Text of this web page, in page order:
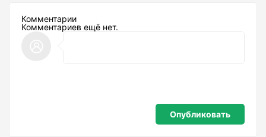
Комментарии
Комментариев ещё нет.